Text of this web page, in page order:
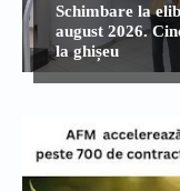
Schimbare la
august 2026.
la ghișeu